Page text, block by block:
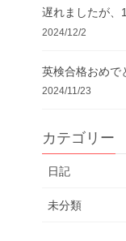
遅れましたが、
2024/12/2
英検合格おめで
2024/11/23
カテゴリー
日記
未分類